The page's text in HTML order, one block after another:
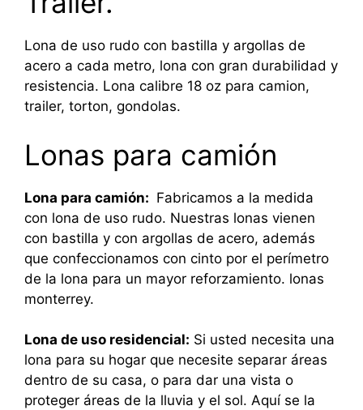
Lona de uso rudo con bastilla y argollas de
acero a cada metro, lona con gran durabilidad y
resistencia. Lona calibre 18 oz para camion,
trailer, torton, gondolas.
Lonas para camión
Lona para camión: Fabricamos a la medida
con lona de uso rudo. Nuestras lonas vienen
con bastilla y con argollas de acero, además
que confeccionamos con cinto por el perímetro
de la lona para un mayor reforzamiento. lonas
monterrey.
Lona de uso residencial: Si usted necesita una
lona para su hogar que necesite separar áreas
dentro de su casa, o para dar una vista o
proteger áreas de la lluvia y el sol. Aquí se la